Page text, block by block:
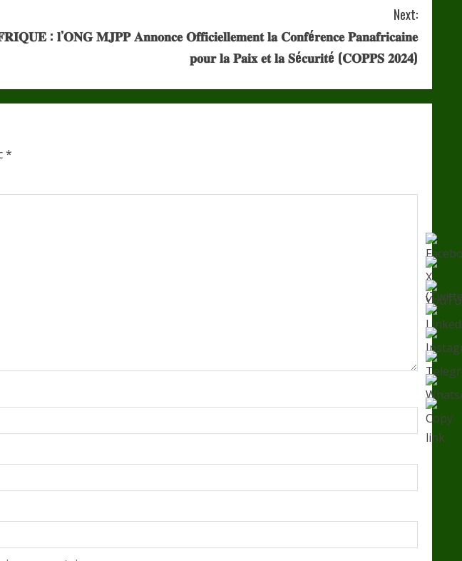
Next:
: 𝐥’𝐎𝐍𝐆 𝐌𝐉𝐏𝐏 𝐀𝐧𝐧𝐨𝐧𝐜𝐞 𝐎𝐟𝐟𝐢𝐜𝐢𝐞𝐥𝐥𝐞𝐦𝐞𝐧𝐭 𝐥𝐚 𝐂𝐨𝐧𝐟é𝐫𝐞𝐧𝐜𝐞 𝐏𝐚𝐧𝐚𝐟𝐫𝐢𝐜𝐚𝐢𝐧𝐞
𝐩𝐨𝐮𝐫 𝐥𝐚 𝐏𝐚𝐢𝐱 𝐞𝐭 𝐥𝐚 𝐒é𝐜𝐮𝐫𝐢𝐭é (𝐂𝐎𝐏𝐏𝐒 𝟐𝟎𝟐𝟒)
*